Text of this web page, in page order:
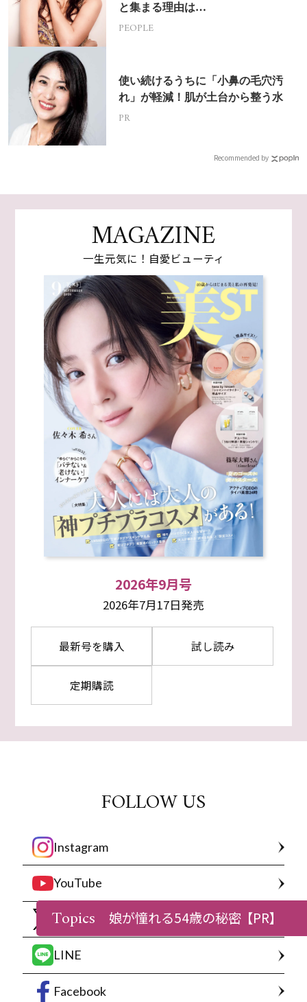
と集まる理由は…
PEOPLE
使い続けるうちに「小鼻の毛穴汚
れ」が軽減！肌が土台から整う水
PR
Recommended by
MAGAZINE
一生元気に！自愛ビューティ
2026年9月号
2026年7月17日発売
最新号を購入 試し読み
定期購読
FOLLOW US
Instagram
YouTube
X
LINE
Facebook
Topics 娘が憧れる54歳の秘密【PR】